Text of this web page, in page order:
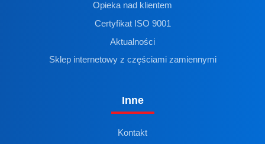
Opieka nad klientem
Certyfikat ISO 9001
Aktualności
Sklep internetowy z częściami zamiennymi
Inne
Kontakt